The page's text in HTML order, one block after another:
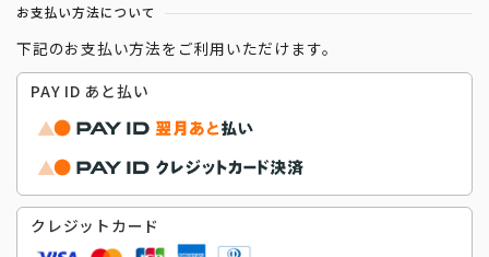
お支払い方法について
下記のお支払い方法をご利用いただけます。
PAY ID あと払い
クレジットカード